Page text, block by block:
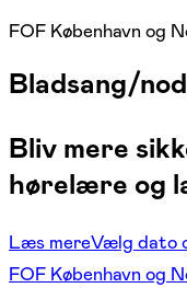
FOF København og
Bladsang/
Bliv mere
hørelære og
Læs mereVælg dato
FOF København og